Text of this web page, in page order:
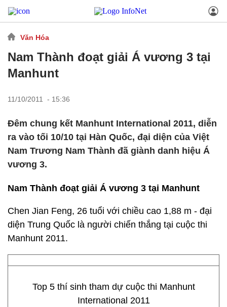
Văn Hóa
Nam Thành đoạt giải Á vương 3 tại
Manhunt
11/10/2011 - 15:36
Đêm chung kết Manhunt International 2011, diễn
ra vào tối 10/10 tại Hàn Quốc, đại diện của Việt
Nam Trương Nam Thành đã giành danh hiệu Á
vương 3.
Nam Thành đoạt giải Á vương 3 tại Manhunt
Chen Jian Feng, 26 tuổi với chiều cao 1,88 m - đại
diện Trung Quốc là người chiến thắng tại cuộc thi
Manhunt 2011.
Top 5 thí sinh tham dự cuộc thi Manhunt
International 2011